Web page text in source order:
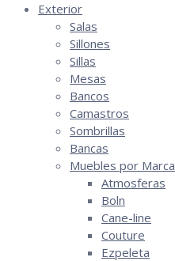
Exterior
Salas
Sillones
Sillas
Mesas
Bancos
Camastros
Sombrillas
Bancas
Muebles por Marca
Atmosferas
Boln
Cane-line
Couture
Ezpeleta